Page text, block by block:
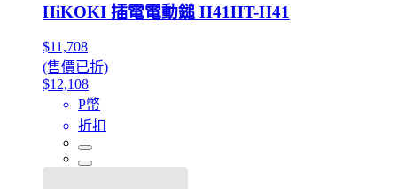
HiKOKI 插電電動鎚 H41HT-H41
$11,708
(售價已折)
$12,108
P幣
折扣